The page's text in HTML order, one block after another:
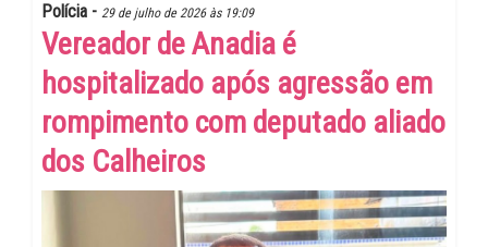
Polícia - 29 de julho de 2026 às 19:09
Vereador de Anadia é
hospitalizado após agressão em
rompimento com deputado aliado
dos Calheiros